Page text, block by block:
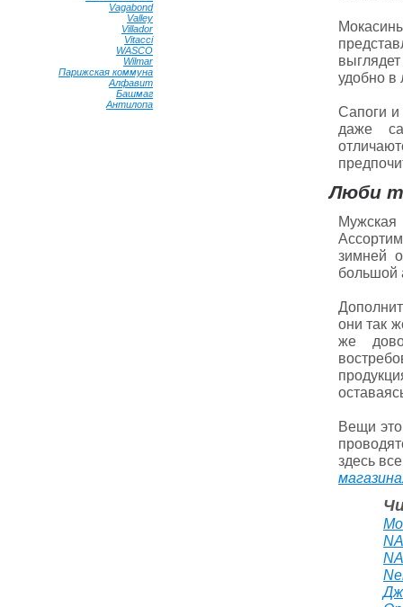
удобно в
Сапоги и
даже
Люби
зимней
большой
они так
же
Вещи
здесь
Vagabond•
Valley
Villador
Vitacci•
WASCO
Wilmar
Парижская коммуна
Алфавит
Башмаг•
Антилопа